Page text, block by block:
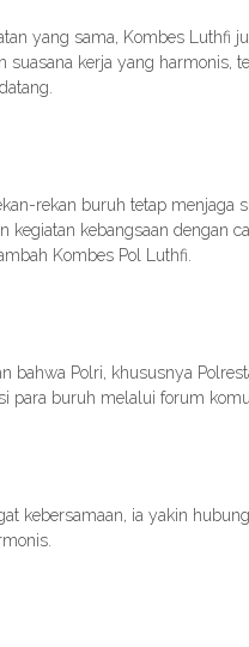
yang sama, Kombes Luthfi
suasana kerja yang harmonis,
rekan buruh tetap menjaga
kegiatan kebangsaan dengan
Kombes Pol Luthfi.
bahwa Polri, khususnya
para buruh melalui forum
kebersamaan, ia yakin